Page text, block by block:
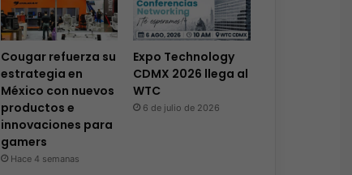
Cougar refuerza su
estrategia en
México con nuevos
productos e
innovaciones para
gamers
Hace 4 semanas
Expo Technology
CDMX 2026 llega al
WTC
6 de julio de 2026